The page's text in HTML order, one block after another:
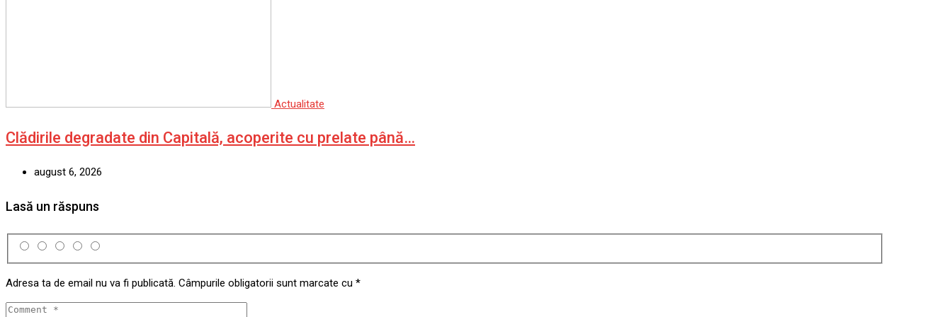
Actualitate
Clădirile degradate din Capitală, acoperite cu prelate până…
august 6, 2026
Lasă un răspuns
Adresa ta de email nu va fi publicată. Câmpurile obligatorii sunt marcate cu *